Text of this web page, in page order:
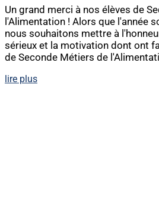
Un grand merci à nos élèves de
l'Alimentation ! Alors que l'année
nous souhaitons mettre à
sérieux et la motivation dont ont
de Seconde Métiers de
lire plus